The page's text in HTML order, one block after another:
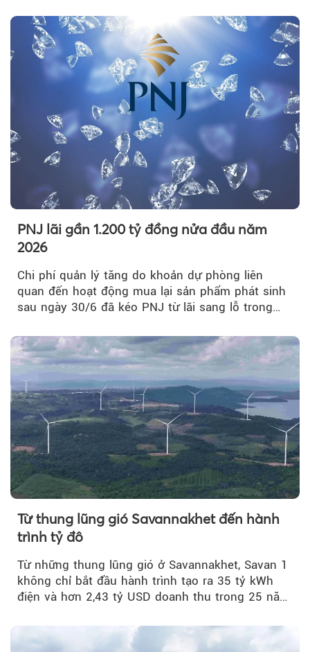
PNJ lãi gần 1.200 tỷ đồng nửa đầu năm
2026
Chi phí quản lý tăng do khoản dự phòng liên
quan đến hoạt động mua lại sản phẩm phát sinh
sau ngày 30/6 đã kéo PNJ từ lãi sang lỗ trong
Từ thung lũng gió Savannakhet đến hành
trình tỷ đô
Từ những thung lũng gió ở Savannakhet, Savan 1
không chỉ bắt đầu hành trình tạo ra 35 tỷ kWh
điện và hơn 2,43 tỷ USD doanh thu trong 25 năm